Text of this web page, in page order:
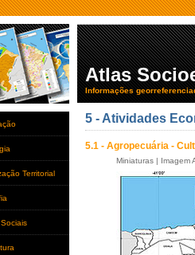
Atlas
Informações
Territorial
5 - Atividades
5.1 - Agropecuária -
Miniaturas | Imagem